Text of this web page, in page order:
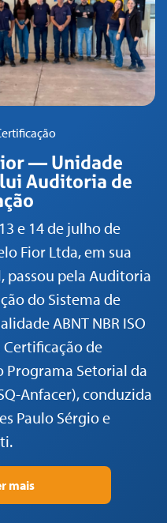
— Unidade
Auditoria de
e 14 de julho de
Fior Ltda, em sua
passou pela Auditoria
do Sistema de
ABNT NBR ISO
Certificação de
Programa Setorial da
Anfacer), conduzida
Paulo Sérgio e
mais